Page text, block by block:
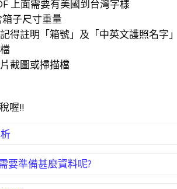
上面需要有美國到台灣字樣
子尺寸重量
得註明「箱號」及「中英文護照名字」
截圖或掃描檔
喔!!
要準備甚麼資料呢?